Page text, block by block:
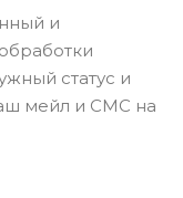
и
статус и
мейл и СМС на